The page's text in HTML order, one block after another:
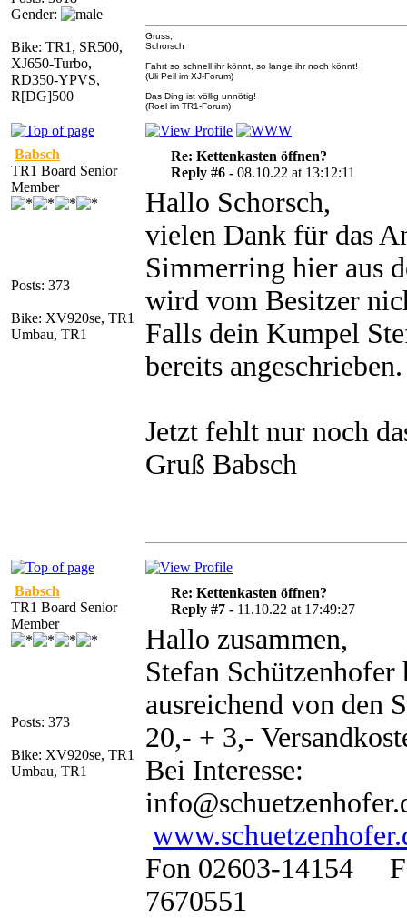
Gender:
Bike: TR1, SR500,
XJ650-Turbo,
RD350-YPVS,
R[DG]500
Gruss,
Schorsch
Fahrt so schnell ihr könnt, so lange ihr noch könnt!
(Uli Peil im XJ-Forum)
Das Ding ist völlig unnötig!
(Roel im TR1-Forum)
Babsch
TR1 Board Senior
Member
Posts: 373
Bike: XV920se, TR1
Umbau, TR1
Re: Kettenkasten öffnen?
Reply #6 - 08.10.22 at 13:12:11
Hallo Schorsch,
vielen Dank für das
Simmerring hier aus
wird vom Besitzer
Falls dein Kumpel
bereits angeschrieben.
Jetzt fehlt nur noch
Gruß Babsch
Babsch
TR1 Board Senior
Member
Posts: 373
Bike: XV920se, TR1
Umbau, TR1
Re: Kettenkasten öffnen?
Reply #7 - 11.10.22 at 17:49:27
Hallo zusammen,
Stefan
ausreichend von den
20,- + 3,-
Bei Interesse:
Fon 02603-14154
7670551